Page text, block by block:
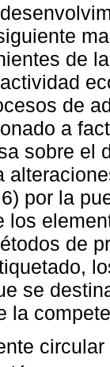
de
de
a
sobre el
por la
los
de
se
la